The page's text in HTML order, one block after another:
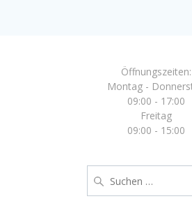
Öffnungszeiten:
Montag -
09:00 - 17:00
Freitag
09:00 - 15:00
nach: